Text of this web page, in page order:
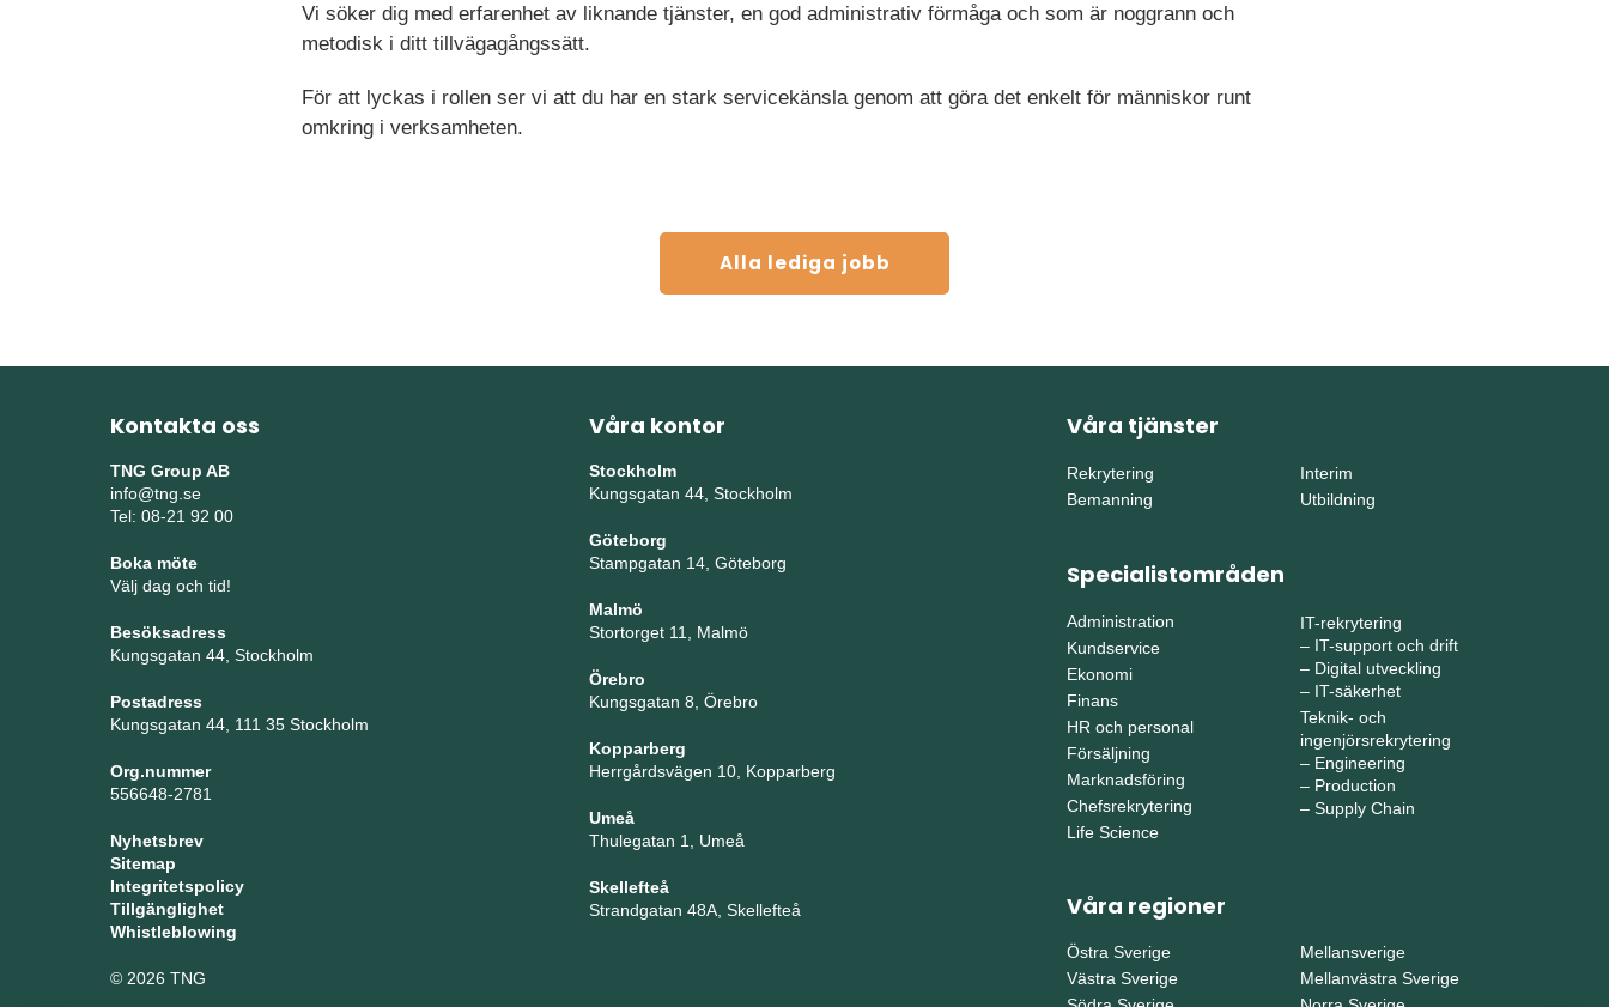
Vi söker dig med erfarenhet av liknande tjänster, en god administrativ förmåga och som är noggrann och
metodisk i ditt tillvägagångssätt.
För att lyckas i rollen ser vi att du har en stark servicekänsla genom att göra det enkelt för människor runt
omkring i verksamheten.
Alla lediga jobb
Kontakta oss
TNG Group AB
info@tng.se
Tel: 08-21 92 00
Boka möte
Välj dag och tid!
Besöksadress
Kungsgatan 44, Stockholm
Postadress
Kungsgatan 44, 111 35 Stockholm
Org.nummer
556648-2781
Nyhetsbrev
Sitemap
Integritetspolicy
Tillgänglighet
Whistleblowing
© 2026 TNG
Våra kontor
Stockholm
Kungsgatan 44, Stockholm
Göteborg
Stampgatan 14, Göteborg
Malmö
Stortorget 11, Malmö
Örebro
Kungsgatan 8, Örebro
Kopparberg
Herrgårdsvägen 10, Kopparberg
Umeå
Thulegatan 1, Umeå
Skellefteå
Strandgatan 48A, Skellefteå
Våra tjänster
Rekrytering
Bemanning
Interim
Utbildning
Specialistområden
Administration
Kundservice
Ekonomi
Finans
HR och personal
Försäljning
Marknadsföring
Chefsrekrytering
Life Science
IT-rekrytering
– IT-support och drift
– Digital utveckling
– IT-säkerhet
Teknik- och
ingenjörsrekrytering
– Engineering
– Production
– Supply Chain
Våra regioner
Östra Sverige
Västra Sverige
Mellansverige
Mellanvästra Sverige